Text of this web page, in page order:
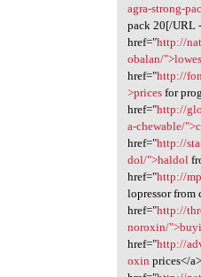
agra-strong-
pack 20[/URL
href="http://
obalan/
href="http://
>pricesfor
href="http://
a-chewable/
href="http://
dol/">haldol
href="http://
lopressor from
href="http://
noroxin/
href="http://
oxin prices</